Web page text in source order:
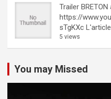
Trailer
https://
sTgKXc
5 views
You may Missed